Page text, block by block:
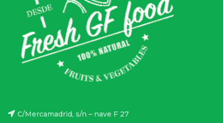
C/Mercamadrid, s/n – nave F 27